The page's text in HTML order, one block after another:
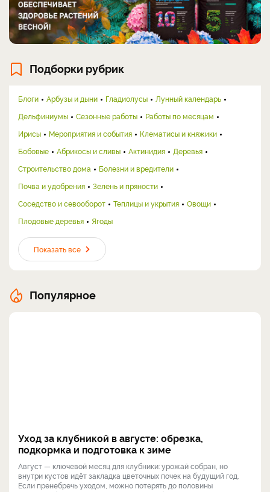
Подборки рубрик
Блоги Арбузы и дыни Гладиолусы
Лунный календарь
Дельфиниумы
Сезонные работы
Работы по месяцам
Ирисы
Мероприятия и события
Клематисы и княжики
Бобовые
Абрикосы и сливы Актинидия
Деревья
Строительство дома
Болезни и вредители
Почва и удобрения
Зелень и пряности
Соседство и севооборот
Теплицы и укрытия
Овощи
Плодовые деревья
Ягоды
Показать все
Популярное
Уход за клубникой в августе: обрезка,
подкормка и подготовка к зиме
Август — ключевой месяц для клубники: урожай собран, но
внутри кустов идёт закладка цветочных почек на будущий год.
Если пренебречь уходом, можно потерять до половины